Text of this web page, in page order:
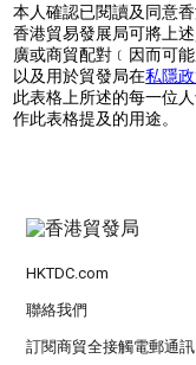
本人確認已閱讀及同意
香港貿易發展局可將上
廣或商貿配對﹝因而可
以及用於貿發局在私隱
此表格上所述的每一位
作此表格提及的用途。
HKTDC.com
聯絡我們
訂閱商貿全接觸電郵通訊